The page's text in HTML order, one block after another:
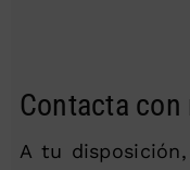
Contacta
A tu disposición,